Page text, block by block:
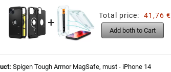
+ Total price: 41,76 €
Add both to Cart
Spigen Tough Armor MagSafe, must - iPhone 14